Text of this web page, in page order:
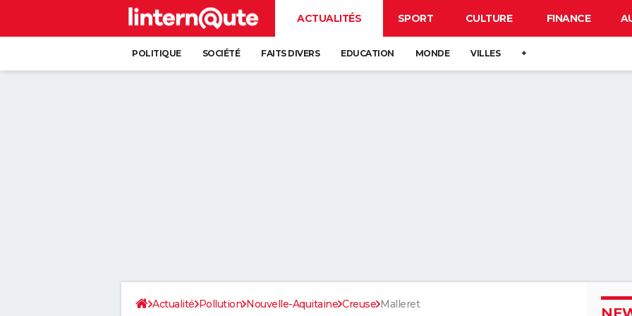
ACTUALITÉS SPORT CULTURE FINANCE
POLITIQUE SOCIÉTÉ FAITS DIVERS EDUCATION MONDE VILLES +
Actualité Pollution Nouvelle-Aquitaine Creuse Malleret